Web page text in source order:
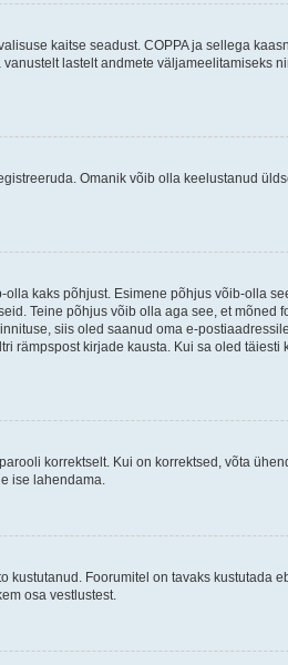
kaitse seadust. COPPA ja sellega
lastelt andmete väljameelitamiseks
Omanik võib olla keelustanud
kaks põhjust. Esimene põhjus võib-olla
Teine põhjus võib olla aga see, et mõned
siis oled saanud oma e-
kirjade kausta. Kui sa oled
korrektselt. Kui on korrektsed, võta
ise lahendama.
Foorumitel on tavaks kustutada
osa vestlustest.